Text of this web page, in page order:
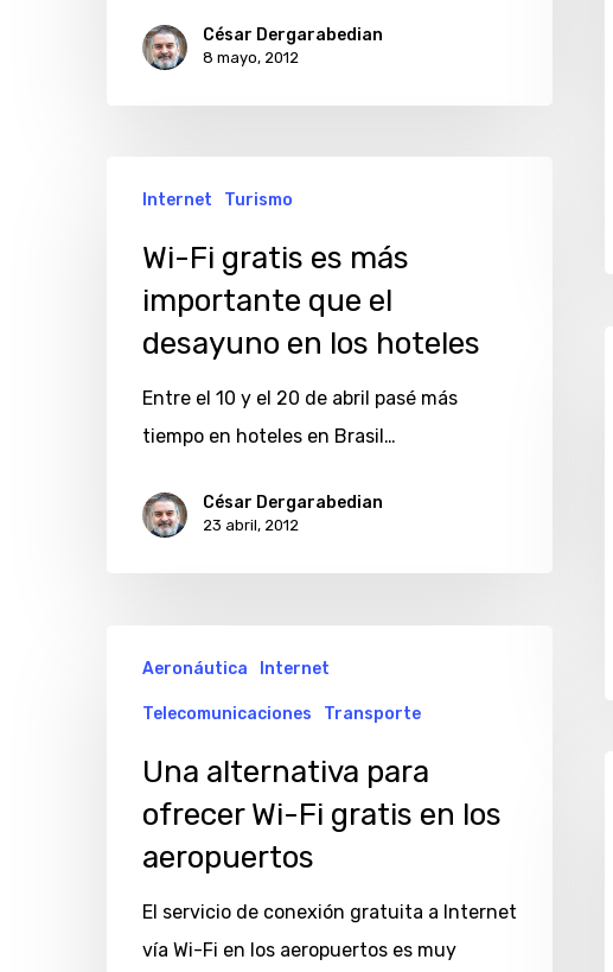
César Dergarabedian
8 mayo, 2012
gratis
Internet Turismo
Wi-Fi gratis es más
importante que el
desayuno en los hoteles
Entre el 10 y el 20 de abril pasé más
tiempo en hoteles en Brasil…
César Dergarabedian
23 abril, 2012
alternativa
ofrecer
gratis
Aeronáutica Internet
Telecomunicaciones Transporte
Una alternativa para
ofrecer Wi-Fi gratis en los
aeropuertos
El servicio de conexión gratuita a Internet
vía Wi-Fi en los aeropuertos es muy